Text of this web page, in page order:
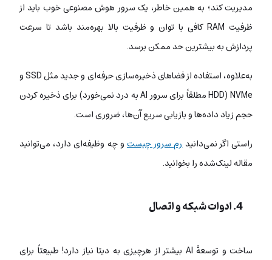
مدیریت کند؛ به همین خاطر، یک سرور هوش مصنوعی خوب باید از
ظرفیت RAM کافی با توان و ظرفیت بالا بهره‌مند باشد تا سرعت
پردازش به بیشترین حد ممکن برسد.
به‌علاوه، استفاده از فضاهای ذخیره‌سازی حرفه‌ای و جدید مثل SSD و
NVMe (HDD مطلقاً برای سرور AI به درد نمی‌خورد) برای ذخیره کردن
حجم زیاد داده‌ها و بازیابی سریع آن‌‌ها، ضروری است.
راستی اگر نمی‌دانیدرم سرور چیستو چه وظیفه‌ای دارد، می‌توانید
مقاله لینک‌شده را بخوانید.
4. ادوات شبکه و اتصال
ساخت و توسعۀ AI بیشتر از هرچیزی به دیتا نیاز دارد! طبیعتاً برای